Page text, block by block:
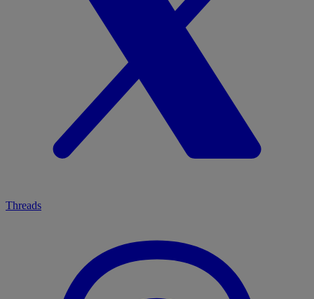
Threads